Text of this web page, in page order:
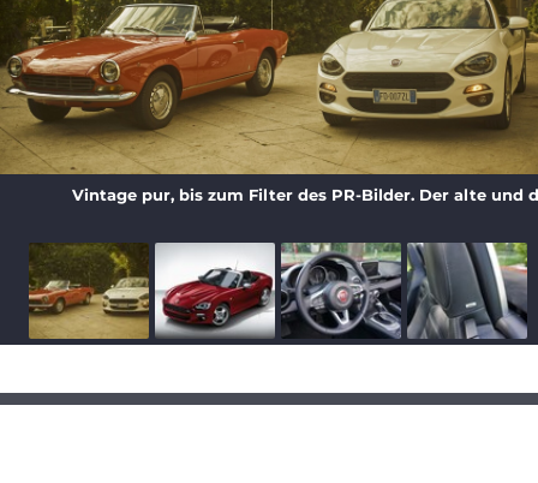
Vintage pur, bis zum Filter des PR-Bilder. Der alte und